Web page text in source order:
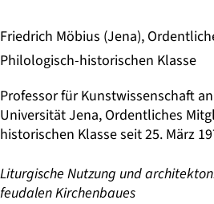
Friedrich Möbius (Jena),
Philologisch-historischen Klasse
Professor für Kunstwissenschaft
Universität Jena, Ordentliches
historischen Klasse seit 25. März
Liturgische Nutzung und
feudalen Kirchenbaues